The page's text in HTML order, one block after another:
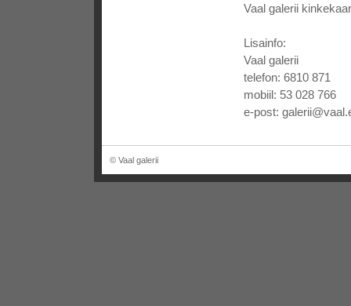
Vaal galerii
Lisainfo:
Vaal galerii
telefon: 6810 871
mobiil: 53 028 766
e-post:
© Vaal galerii